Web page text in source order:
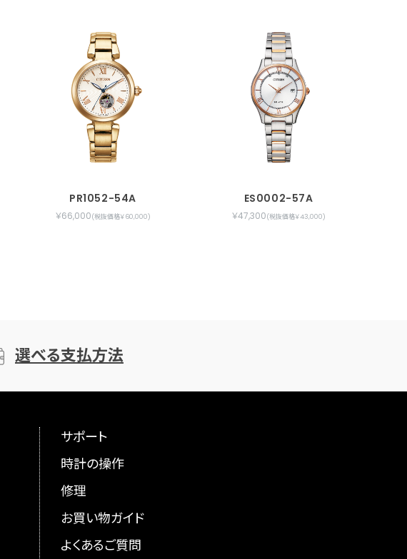
PR1052-54A
￥66,000(税抜価格￥60,000)
ES0002-57A
￥47,300(税抜価格￥43,000)
選べる支払方法
サポート
時計の操作
修理
お買い物ガイド
よくあるご質問